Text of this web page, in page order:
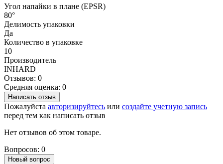
Угол напайки в плане (EPSR)
80°
Делимость упаковки
Да
Количество в упаковке
10
Производитель
INHARD
Отзывов: 0
Средняя оценка: 0
Написать отзыв
Пожалуйста авторизируйтесь или создайте учетную запись
перед тем как написать отзыв
Нет отзывов об этом товаре.
Вопросов: 0
Новый вопрос